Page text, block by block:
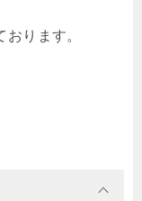
ります。